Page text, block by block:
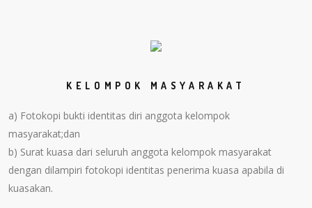
KELOMPOK MASYARAKAT
a) Fotokopi bukti identitas diri anggota kelompok
masyarakat;dan
b) Surat kuasa dari seluruh anggota kelompok masyarakat
dengan dilampiri fotokopi identitas penerima kuasa apabila di
kuasakan.